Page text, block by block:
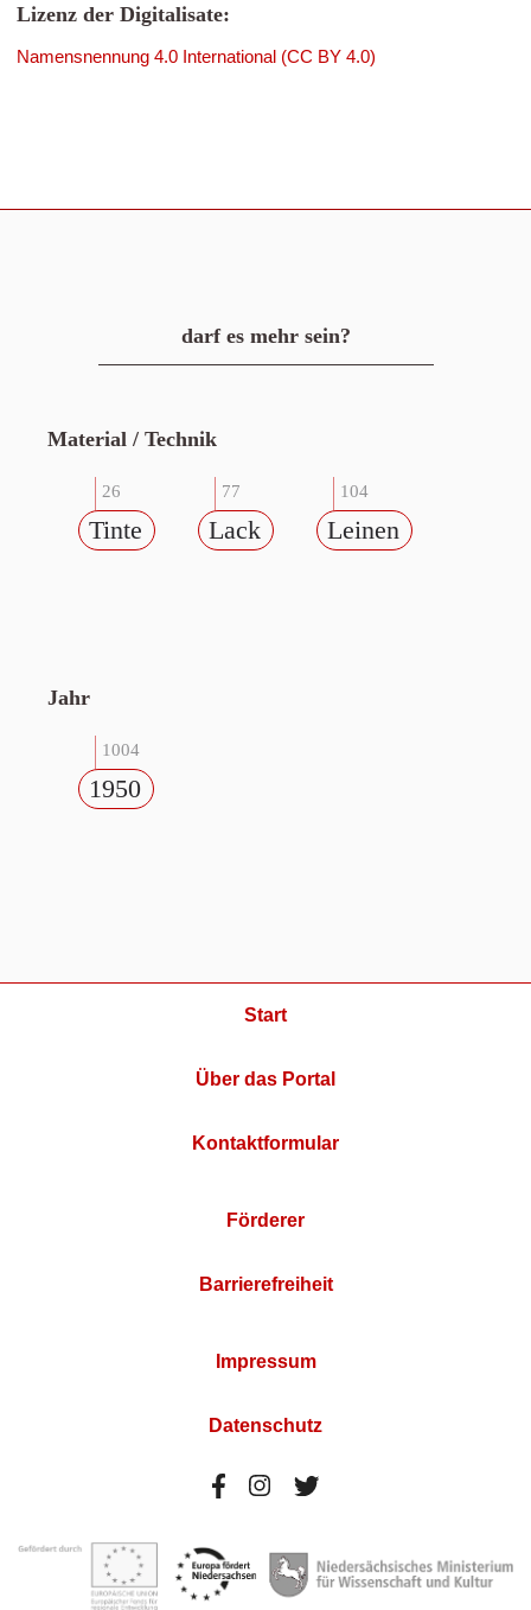
Lizenz der Digitalisate:
Namensnennung 4.0 International (CC BY 4.0)
darf es mehr sein?
Material / Technik
26
Tinte
77
Lack
104
Leinen
Jahr
1004
1950
Start
Über das Portal
Kontaktformular
Förderer
Barrierefreiheit
Impressum
Datenschutz